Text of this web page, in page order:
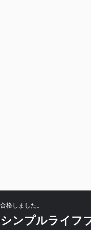
格しました。
ンプルライフ